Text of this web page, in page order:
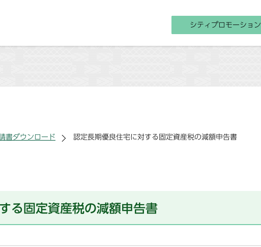
シティプロモーション
書ダウンロード 認定長期優良住宅に対する固定資産税の減額申告書
る固定資産税の減額申告書